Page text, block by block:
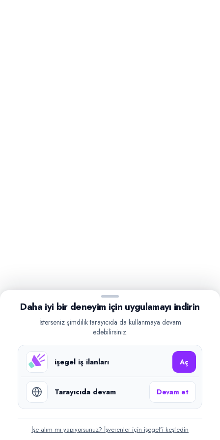
Daha iyi bir deneyim için uygulamayı indirin
İsterseniz şimdilik tarayıcıda da kullanmaya devam
edebilirsiniz.
işegel iş ilanları Aç
Tarayıcıda devam Devam et
İşe alım mı yapıyorsunuz? İşverenler için işegel'i keşfedin